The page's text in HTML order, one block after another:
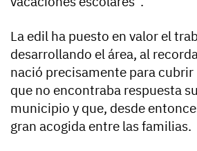
La edil ha puesto en valor el
desarrollando el área, al
nació precisamente para cubrir
que no encontraba respuesta
municipio y que, desde
gran acogida entre las familias.